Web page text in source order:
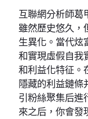
互聯網分析師葛
雖然歷史悠久，
生異化。當代炫
和實現虛假自我
和利益化特征。
隱藏的利益鏈條
引粉絲聚集后進
來之后，你會發